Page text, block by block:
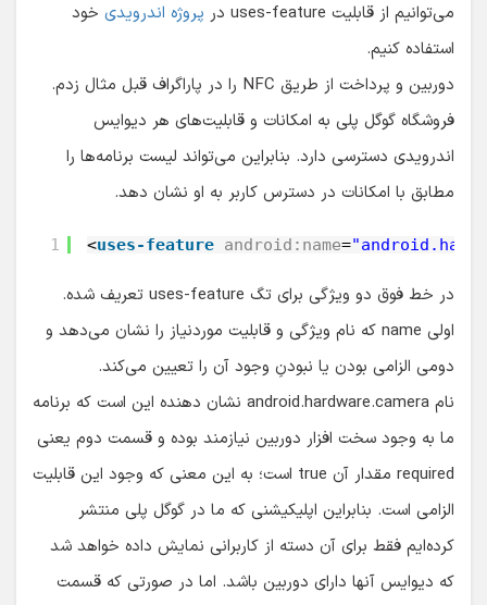
می‌توانیم از قابلیت uses-feature در
پروژه اندرویدی خود
استفاده کنیم.
دوربین و پرداخت از طریق NFC را در پاراگراف قبل مثال زدم.
فروشگاه گوگل پلی به امکانات و قابلیت‌های هر دیوایس
اندرویدی دسترسی دارد. بنابراین می‌تواند لیست برنامه‌ها را
مطابق با امکانات در دسترس کاربر به او نشان دهد.
1 <uses-feature android:name=
در خط فوق دو ویژگی برای تگ uses-feature تعریف شده.
اولی name که نام ویژگی و قابلیت موردنیاز را نشان می‌دهد و
دومی الزامی بودن یا نبودنِ وجود آن را تعیین می‌کند.
نام android.hardware.camera نشان دهنده این است که برنامه
ما به وجود سخت افزار دوربین نیازمند بوده و قسمت دوم یعنی
required مقدار آن true است؛ به این معنی که وجود این قابلیت
الزامی است. بنابراین اپلیکیشنی که ما در گوگل پلی منتشر
کرده‌ایم فقط برای آن دسته از کاربرانی نمایش داده خواهد شد
که دیوایس آنها دارای دوربین باشد. اما در صورتی که قسمت